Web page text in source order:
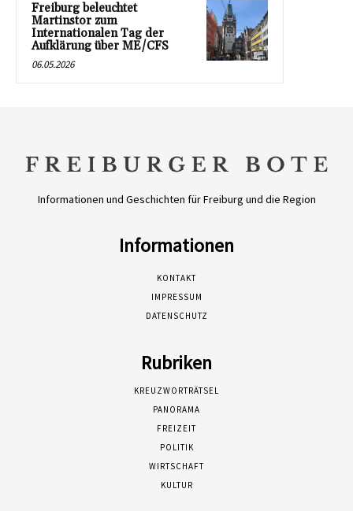
Freiburg beleuchtet
Martinstor zum
Internationalen Tag der
Aufklärung über ME/CFS
06.05.2026
Informationen und Geschichten für Freiburg und die Region
Informationen
KONTAKT
IMPRESSUM
DATENSCHUTZ
Rubriken
KREUZWORTRÄTSEL
PANORAMA
FREIZEIT
POLITIK
WIRTSCHAFT
KULTUR